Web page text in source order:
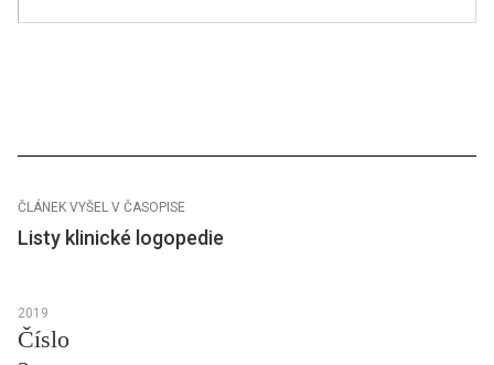
ČLÁNEK VYŠEL V ČASOPISE
Listy klinické logopedie
2019
Číslo